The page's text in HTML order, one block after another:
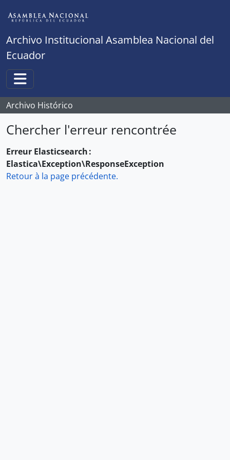
Archivo Institucional Asamblea Nacional del
Ecuador
Toggle navigation
Archivo Histórico
Chercher l'erreur rencontrée
Erreur Elasticsearch :
Elastica\Exception\ResponseException
Retour à la page précédente.